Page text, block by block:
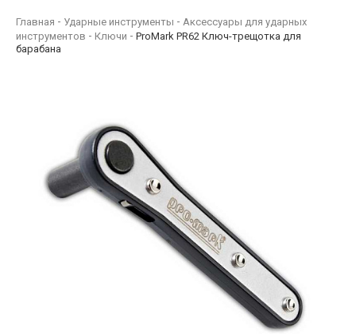
Главная Ударные инструменты
Аксессуары для ударных
инструментов
Ключи
ProMark PR62 Ключ-трещотка для
барабана